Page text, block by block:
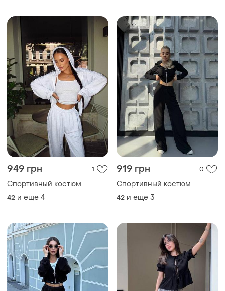
949 грн 1
Спортивный костюм
42 и еще 4
919 грн 0
Спортивный костюм
42 и еще 3